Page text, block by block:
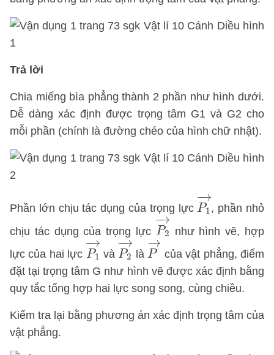
Trả lời
Chia miếng bìa phẳng thành 2 phần như hình dưới.
Dễ dàng xác định được trọng tâm G1 và G2 cho
mỗi phần (chính là đường chéo của hình chữ nhật).
Phần lớn chịu tác dụng của trọng lực
−
→
P1
P1
, phần nhỏ
chịu tác dụng của trọng lực
−
→
P2
P2→
như hình vẽ, hợp
lực của hai lực
−
→
P1
P1 →
và
−
→
P2
P2 →
là
→
P
P→
của vật phẳng, điểm
đặt tại trọng tâm G như hình vẽ được xác định bằng
quy tắc tổng hợp hai lực song song, cùng chiều.
Kiểm tra lại bằng phương án xác định trọng tâm của
vật phẳng.